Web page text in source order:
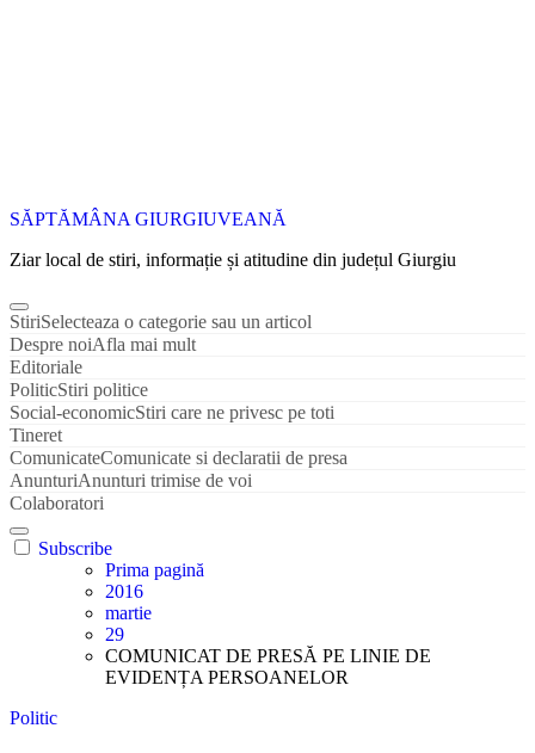
SĂPTĂMÂNA GIURGIUVEANĂ
Ziar local de stiri, informație și atitudine din județul Giurgiu
StiriSelecteaza o categorie sau un articol
Despre noiAfla mai mult
Editoriale
PoliticStiri politice
Social-economicStiri care ne privesc pe toti
Tineret
ComunicateComunicate si declaratii de presa
AnunturiAnunturi trimise de voi
Colaboratori
Subscribe
Prima pagină
2016
martie
29
COMUNICAT DE PRESĂ PE LINIE DE
EVIDENȚA PERSOANELOR
Politic